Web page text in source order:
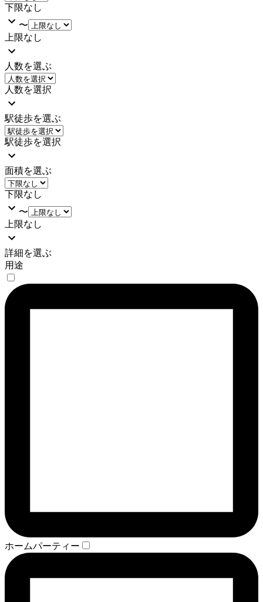
下限なし
〜
上限なし
人数を選ぶ
人数を選択
駅徒歩を選ぶ
駅徒歩を選択
面積を選ぶ
下限なし
〜
上限なし
詳細を選ぶ
用途
ホームパーティー